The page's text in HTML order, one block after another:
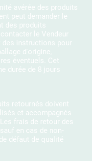
avérée des produits
peut demander le
des produits
le Vendeur
des instructions pour
d'origine,
éventuels. Cet
durée de 8 jours
retournés doivent
et accompagnés
frais de retour des
en cas de non-
défaut de qualité